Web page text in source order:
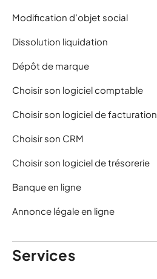
Modification d’objet social
Dissolution liquidation
Dépôt de marque
Choisir son logiciel comptable
Choisir son logiciel de facturation
Choisir son CRM
Choisir son logiciel de trésorerie
Banque en ligne
Annonce légale en ligne
Services